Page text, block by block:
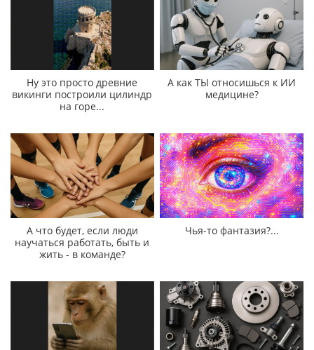
Ну это просто древние
викинги построили цилиндр
на горе...
А как ТЫ относишься к ИИ
медицине?
А что будет, если люди
научаться работать, быть и
жить - в команде?
Чья-то фантазия?...